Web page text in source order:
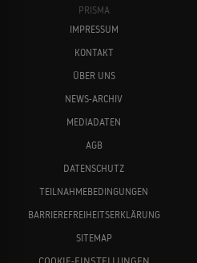
PRISMA
IMPRESSUM
KONTAKT
ÜBER UNS
NEWS-ARCHIV
MEDIADATEN
AGB
DATENSCHUTZ
TEILNAHMEBEDINGUNGEN
BARRIEREFREIHEITSERKLÄRUNG
SITEMAP
COOKIE-EINSTELLUNGEN